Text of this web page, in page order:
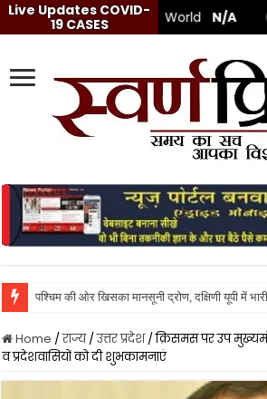
तेज रफ
Home /राज्य/उत्तर प्रदेश/क्रिसमस पर उप
व प्रदेशवासियों को दी शुभकामनाएं
Live Updates COVID-
19 CASES
World N/A